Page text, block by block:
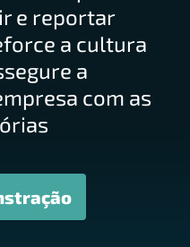
e reportar
a cultura
a
com as